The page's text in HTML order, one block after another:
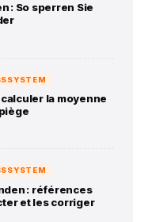
: So sperren Sie
calculer la moyenne
: références
et les corriger